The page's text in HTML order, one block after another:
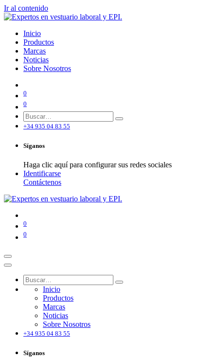
Ir al contenido
Inicio
Productos
Marcas
Noticias
Sobre Nosotros
0
0
+34 935 04 83 55
Síganos
Haga clic aquí para configurar sus redes sociales
Identificarse
Contáctenos
0
0
Inicio
Productos
Marcas
Noticias
Sobre Nosotros
+34 935 04 83 55
Síganos